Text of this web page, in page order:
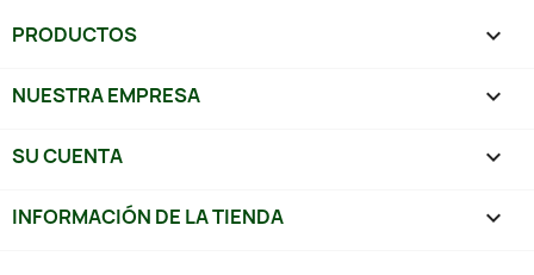
PRODUCTOS 
NUESTRA EMPRESA 
SU CUENTA 
INFORMACIÓN DE LA TIENDA keyboard_arrow_down